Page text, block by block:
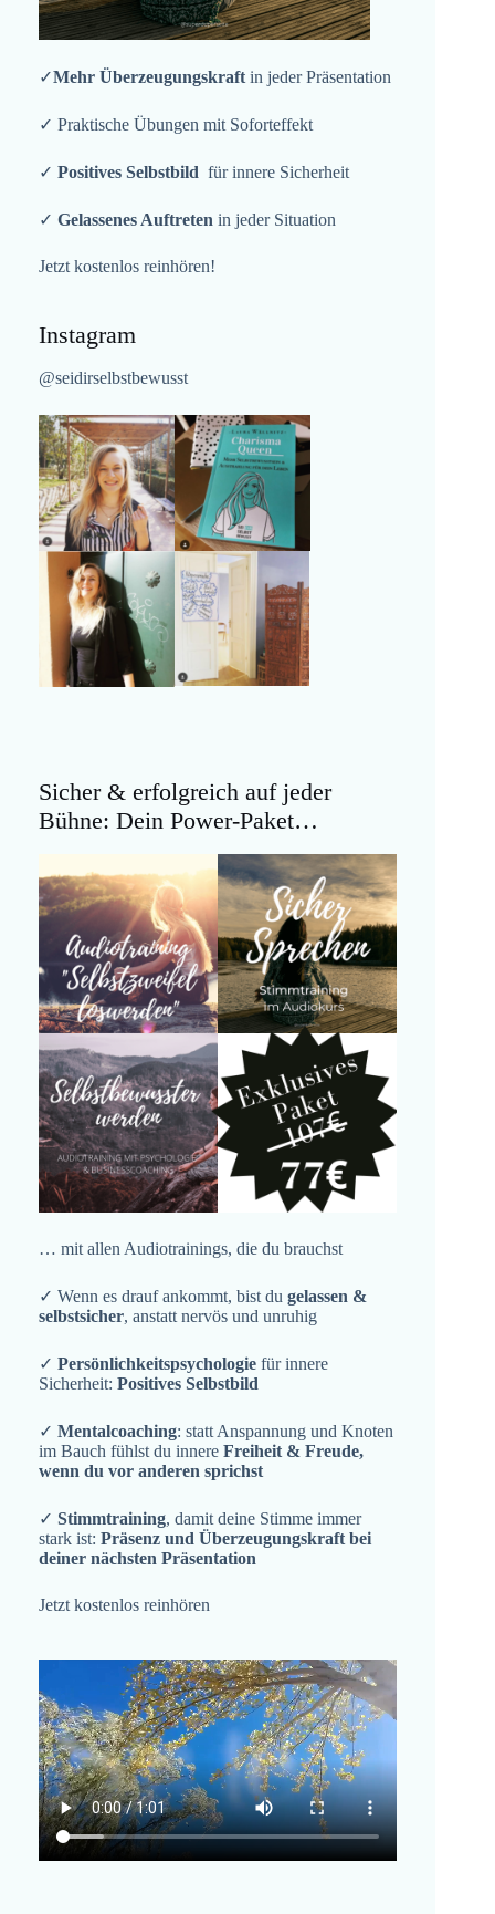
✓Mehr Überzeugungskraft in jeder Präsentation
✓ Praktische Übungen mit Soforteffekt
✓ Positives Selbstbild für innere Sicherheit
✓ Gelassenes Auftreten in jeder Situation
Jetzt kostenlos reinhören!
Instagram
@seidirselbstbewusst
Sicher & erfolgreich auf jeder
Bühne: Dein Power-Paket…
… mit allen Audiotrainings, die du brauchst
✓ Wenn es drauf ankommt, bist du gelassen &
selbstsicher, anstatt nervös und unruhig
✓ Persönlichkeitspsychologie für innere
Sicherheit: Positives Selbstbild
✓ Mentalcoaching: statt Anspannung und Knoten
im Bauch fühlst du innere Freiheit & Freude,
wenn du vor anderen sprichst
✓ Stimmtraining, damit deine Stimme immer
stark ist: Präsenz und Überzeugungskraft bei
deiner nächsten Präsentation
Jetzt kostenlos reinhören